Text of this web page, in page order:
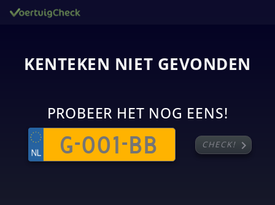
KENTEKEN NIET GEVONDEN
PROBEER HET NOG EENS!
CHECK! chevron_right